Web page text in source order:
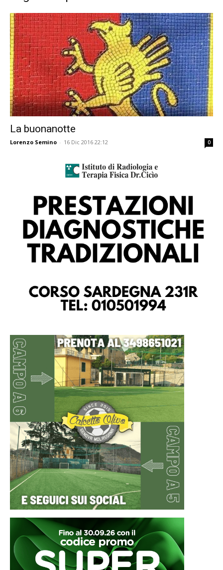
La buonanotte
Lorenzo Semino - 16 Dic 2016 22:12 0